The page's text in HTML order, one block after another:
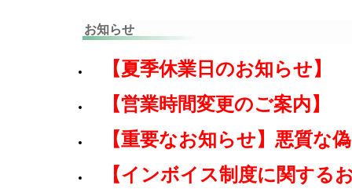
お知らせ
【夏季休業日のお知らせ】
【営業時間変更のご案内】
【重要なお知らせ】悪質な
【インボイス制度に関する